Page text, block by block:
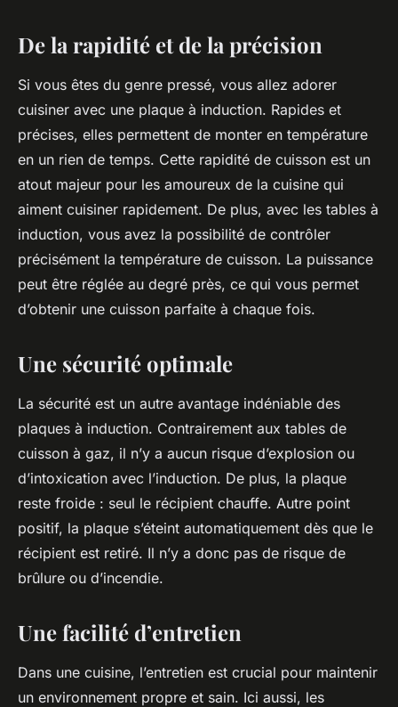
De la rapidité et de la précision
Si vous êtes du genre pressé, vous allez adorer
cuisiner avec une plaque à induction. Rapides et
précises, elles permettent de monter en température
en un rien de temps. Cette rapidité de cuisson est un
atout majeur pour les amoureux de la cuisine qui
aiment cuisiner rapidement. De plus, avec les tables à
induction, vous avez la possibilité de contrôler
précisément la température de cuisson. La puissance
peut être réglée au degré près, ce qui vous permet
d’obtenir une cuisson parfaite à chaque fois.
Une sécurité optimale
La sécurité est un autre avantage indéniable des
plaques à induction. Contrairement aux tables de
cuisson à gaz, il n’y a aucun risque d’explosion ou
d’intoxication avec l’induction. De plus, la plaque
reste froide : seul le récipient chauffe. Autre point
positif, la plaque s’éteint automatiquement dès que le
récipient est retiré. Il n’y a donc pas de risque de
brûlure ou d’incendie.
Une facilité d’entretien
Dans une cuisine, l’entretien est crucial pour maintenir
un environnement propre et sain. Ici aussi, les